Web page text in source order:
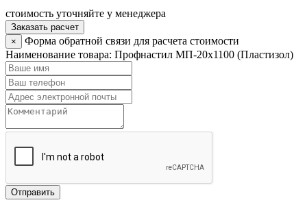
стоимость уточняйте у менеджера
Заказать расчет
×
Форма обратной связи для расчета стоимости
Наименование товара: Профнастил МП-20x1100 (Пластизол)
Отправить